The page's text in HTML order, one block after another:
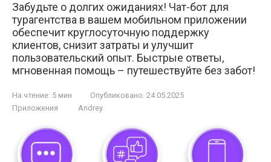
Забудьте о долгих ожиданиях! Чат-бот для
турагентства в вашем мобильном приложении
обеспечит круглосуточную поддержку
клиентов, снизит затраты и улучшит
пользовательский опыт. Быстрые ответы,
мгновенная помощь – путешествуйте без забот!
На чтение: 5 мин Опубликовано: 24.05.2025
Приложения
Andrey